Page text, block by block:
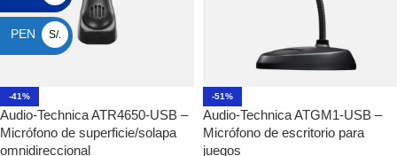
-41%
Audio-Technica ATR4650-USB –
Micrófono de superficie/solapa
omnidireccional
-51%
Audio-Technica ATGM1-USB –
Micrófono de escritorio para
juegos
PEN S/.